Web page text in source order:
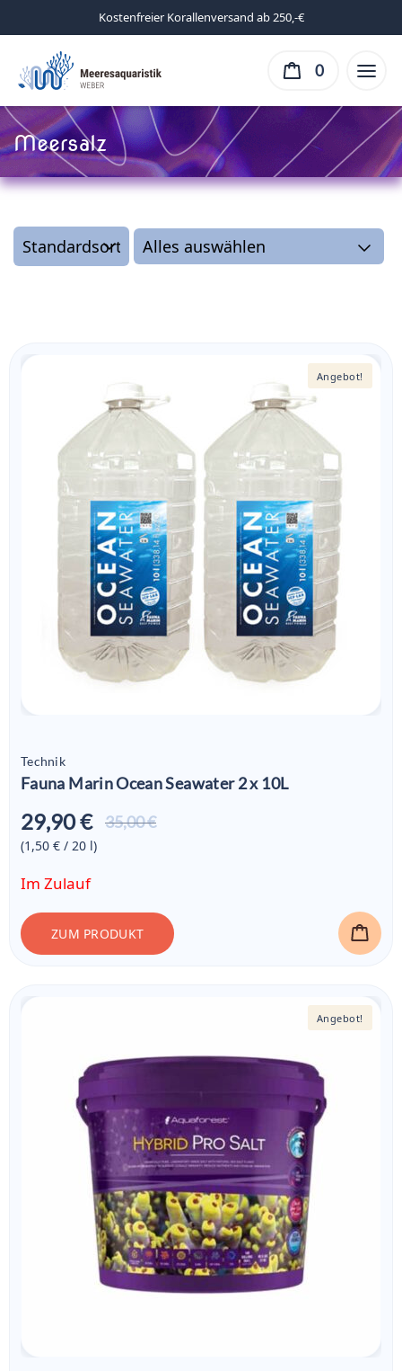
Kostenfreier Korallenversand ab 250,-€
0
Meersalz
Angebot!
Technik
Fauna Marin Ocean Seawater 2 x 10L
35,00 €
29,90 €
Aktueller
(1,50 € / 20 l)
Im Zulauf
ZUM PRODUKT
Angebot!